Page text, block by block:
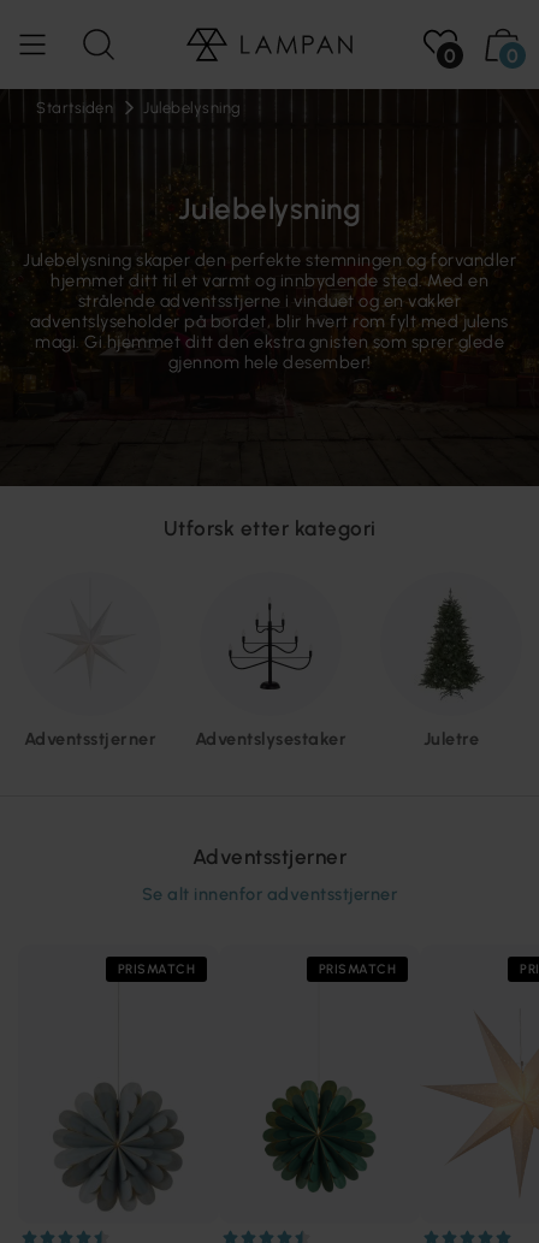
0 0
Startsiden Julebelysning
Julebelysning
Julebelysning skaper den perfekte stemningen og forvandler
hjemmet ditt til et varmt og innbydende sted. Med en
strålende adventsstjerne i vinduet og en vakker
adventslyseholder på bordet, blir hvert rom fylt med julens
magi. Gi hjemmet ditt den ekstra gnisten som sprer glede
gjennom hele desember!
Utforsk etter kategori
Adventsstjerner Adventslysestaker Juletre
Adventsstjerner
Se alt innenfor adventsstjerner
PRISMATCH PRISMATCH